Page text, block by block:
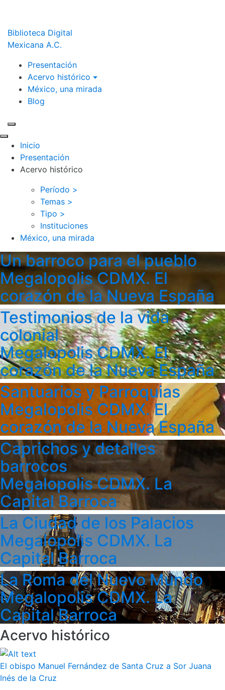
Biblioteca Digital
Mexicana A.C.
Presentación
Acervo histórico
México, una mirada
Blog
Inicio
Presentación
Acervo histórico
Período >
Temas >
Tipo >
Instituciones
México, una mirada
Un barroco para el pueblo
Megalopolis CDMX. El
corazón de la Nueva España
Testimonios de la vida
colonial
Megalopolis CDMX. El
corazón de la Nueva España
Santuarios y Parroquias
Megalopolis CDMX. El
corazón de la Nueva España
Caprichos y detalles
barrocos
Megalopolis CDMX. La
Capital Barroca
La Ciudad de los Palacios
Megalopolis CDMX. La
Capital Barroca
La Roma del Nuevo Mundo
Megalopolis CDMX. La
Capital Barroca
Acervo histórico
El obispo Manuel Fernández de Santa Cruz a Sor Juana
Inés de la Cruz